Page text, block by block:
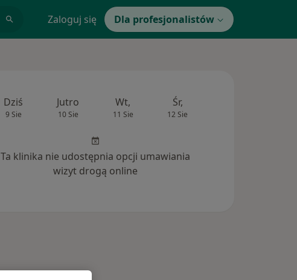
Zaloguj się Dla profesjonalistów
Dziś
9 Sie
Jutro
10 Sie
Wt,
11 Sie
Śr,
12 Sie
Ta klinika nie udostępnia opcji umawiania
wizyt drogą online